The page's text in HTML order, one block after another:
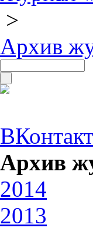
>
Архив
Архив
2014
2013